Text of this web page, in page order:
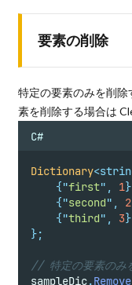
要素の削除
特定の要素のみを削
素を削除する場合は
C#
Dictionary<
{"first" , 1
{"second" , 2
{"third" , 3
};
// 特定の要素のみ
sampleDic.Remove